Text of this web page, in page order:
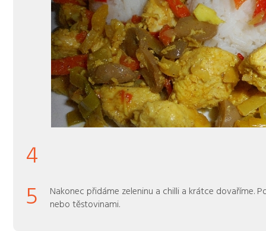
4
5
Nakonec přidáme zeleninu a chilli a krátce dovaříme.
nebo těstovinami.